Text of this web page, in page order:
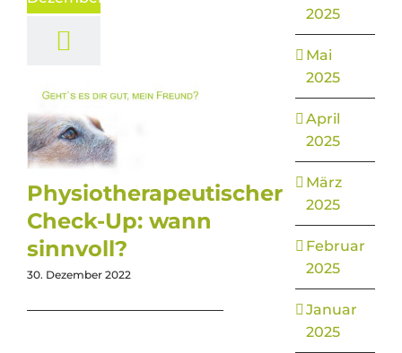
Physiotherapeutischer
Check-Up: wann
sinnvoll?
30. Dezember 2022
2025
Mai
2025
April
2025
März
2025
Februar
2025
Januar
2025